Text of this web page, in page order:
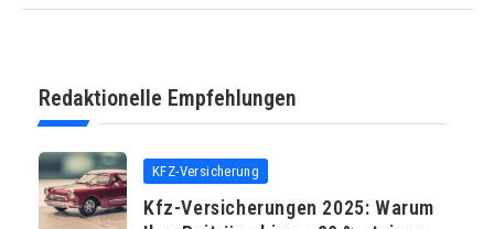
Redaktionelle Empfehlungen
KFZ-Versicherung
Kfz-Versicherungen 2025: Warum